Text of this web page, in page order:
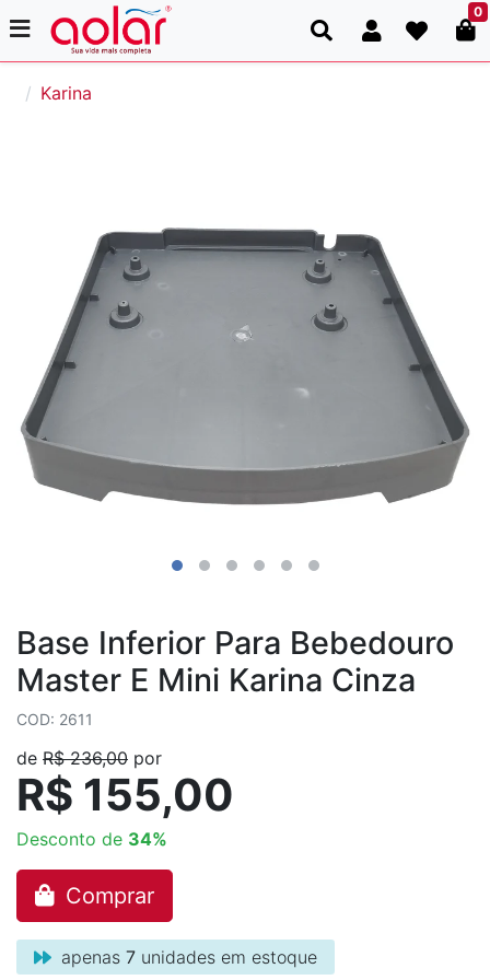
0
Karina
Base Inferior Para Bebedouro
Master E Mini Karina Cinza
COD: 2611
de R$ 236,00 por
R$ 155,00
Desconto de 34%
Comprar
apenas 7 unidades em estoque